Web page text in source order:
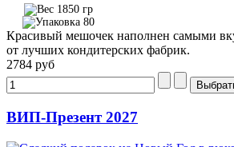
1850 гр
80
Красивый мешочек наполнен самыми
от лучших кондитерских фабрик.
2784 руб
ВИП-Презент 2027